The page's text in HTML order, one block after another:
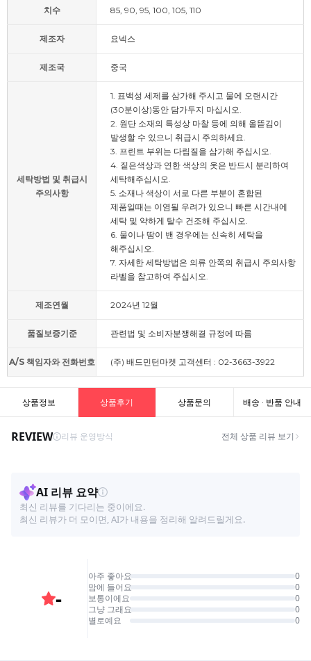
치수 85, 90, 95, 100, 105, 110
제조자 요넥스
제조국 중국
세탁방법 및 취급시
주의사항
1. 표백성 세제를 삼가해 주시고 물에 오랜시간
(30분이상)동안 담가두지 마십시오.
2. 원단 소재의 특성상 마찰 등에 의해 올뜯김이
발생할 수 있으니 취급시 주의하세요.
3. 프린트 부위는 다림질을 삼가해 주십시오.
4. 짙은색상과 연한 색상의 옷은 반드시 분리하여
세탁해주십시오.
5. 소재나 색상이 서로 다른 부분이 혼합된
제품일때는 이염될 우려가 있으니 빠른 시간내에
세탁 및 약하게 탈수 건조해 주십시오.
6. 물이나 땀이 밴 경우에는 신속히 세탁을
해주십시오.
7. 자세한 세탁방법은 의류 안쪽의 취급시 주의사항
라벨을 참고하여 주십시오.
제조연월 2024년 12월
품질보증기준 관련법 및 소비자분쟁해결 규정에 따름
A/S 책임자와 전화번호 (주) 배드민턴마켓 고객센터 : 02-3663-3922
상품정보 상품후기 상품문의 배송 · 반품 안내